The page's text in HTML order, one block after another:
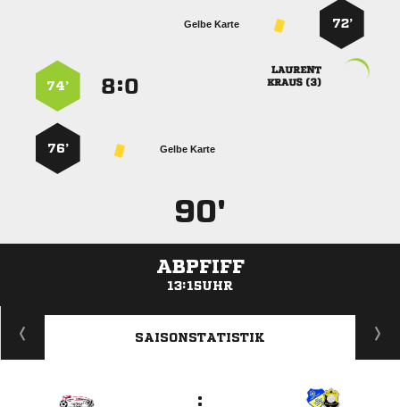
72’
Gelbe Karte

 
:
74’
Gelbe Karte
76’
90'
ABPFIFF
13:15UHR
ANZEIGE
SAISONSTATISTIK
: